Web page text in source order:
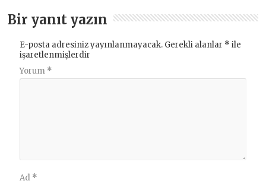
Bir yanıt yazın
E-posta adresiniz yayınlanmayacak. Gerekli alanlar * ile
işaretlenmişlerdir
Yorum *
Ad *